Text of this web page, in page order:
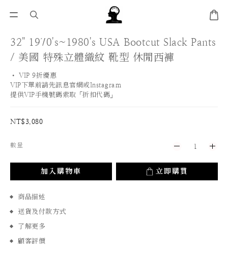
32" 1970's~1980's USA Bootcut Slack Pants
/ 美國 特殊立體織紋 靴型 休閒西褲
• VIP 9折優惠
VIP下單前請先訊息官網或Instagram
提供VIP手機號碼索取「折扣代碼」
NT$3,080
數量
加入購物車 立即購買
商品描述
送貨及付款方式
了解更多
顧客評價